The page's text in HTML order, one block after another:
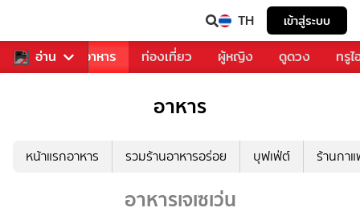
TH เข้าสู่ระบบ
อ่าน
การเพลง อาหาร ท่องเที่ยว ผู้หญิง ดูดวง ทรู
อาหาร
หน้าแรกอาหาร รวมร้านอาหารอร่อย บุฟเฟ่ต์ ร้านกา
อาหารเจเซเว่น